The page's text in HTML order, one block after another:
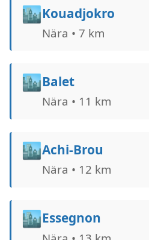
🏙️Kouadjokro
Nära • 7 km
🏙️Balet
Nära • 11 km
🏙️Achi-Brou
Nära • 12 km
🏙️Essegnon